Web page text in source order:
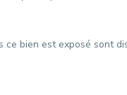
bien est exposé sont